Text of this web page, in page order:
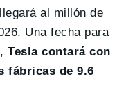
al millón de
Una fecha para
Tesla contará con
fábricas de 9.6